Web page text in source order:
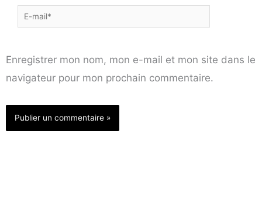
E-
mail*
Enregistrer mon nom, mon e-mail et mon site dans le
navigateur pour mon prochain commentaire.